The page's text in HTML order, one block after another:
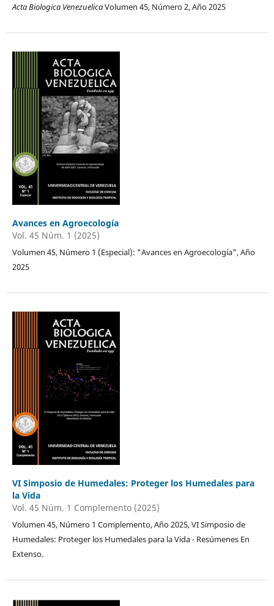
Acta Biologica VenezuelicaVolumen 45, Número 2, Año 2025
Avances en Agroecología
Vol. 45 Núm. 1 (2025)
Volumen 45, Número 1 (Especial): "Avances en Agroecología", Año
2025
VI Simposio de Humedales: Proteger los Humedales para
la Vida
Vol. 45 Núm. 1 Complemento (2025)
Volumen 45, Número 1 Complemento, Año 2025, VI Simposio de
Humedales: Proteger los Humedales para la Vida - Resúmenes En
Extenso.